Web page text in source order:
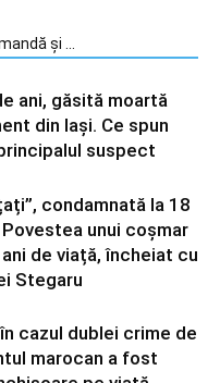
și ...
ani, găsită moartă
din Iaşi. Ce spun
suspect
condamnată la 18
unui coșmar
de viață, încheiat cu
Stegaru
cazul dublei crime de
marocan a fost